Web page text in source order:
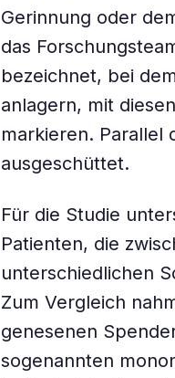
Gerinnung oder
das
bezeichnet, bei
anlagern, mit
markieren. Parallel
ausgeschüttet.
Für die Studie
Patienten, die
unterschiedlichen
Zum Vergleich
genesenen
sogenannten